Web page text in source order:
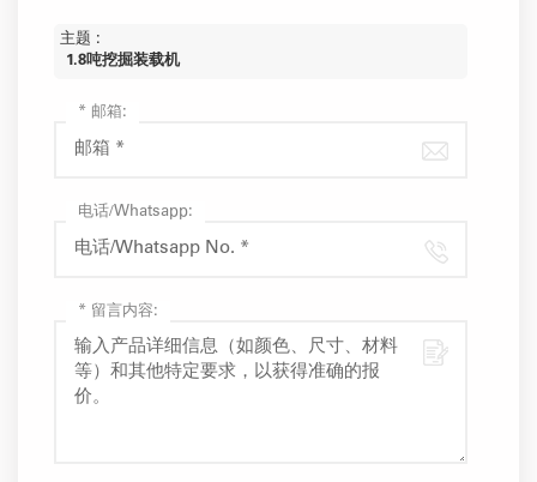
主题 :
1.8吨挖掘装载机
* 邮箱:
电话/Whatsapp:
* 留言内容: